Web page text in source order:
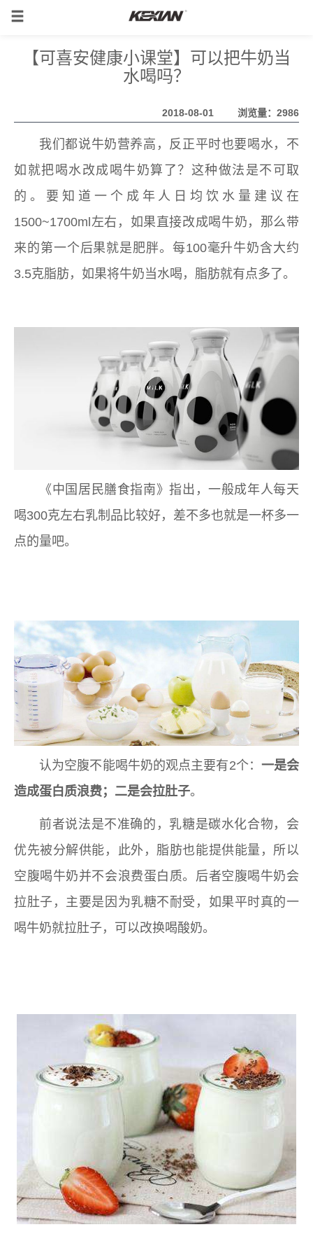
【可喜安健康小课堂】可以把牛奶当
水喝吗？
2018-08-01 浏览量：2986
我们都说牛奶营养高，反正平时也要喝水，不
如就把喝水改成喝牛奶算了？这种做法是不可取
的。要知道一个成年人日均饮水量建议在
1500~1700ml左右，如果直接改成喝牛奶，那么带
来的第一个后果就是肥胖。每100毫升牛奶含大约
3.5克脂肪，如果将牛奶当水喝，脂肪就有点多了。
《中国居民膳食指南》指出，一般成年人每天
喝300克左右乳制品比较好，差不多也就是一杯多一
点的量吧。
认为空腹不能喝牛奶的观点主要有2个： 一是会
造成蛋白质浪费；二是会拉肚子。
前者说法是不准确的，乳糖是碳水化合物，会
优先被分解供能，此外，脂肪也能提供能量，所以
空腹喝牛奶并不会浪费蛋白质。后者空腹喝牛奶会
拉肚子，主要是因为乳糖不耐受，如果平时真的一
喝牛奶就拉肚子，可以改换喝酸奶。